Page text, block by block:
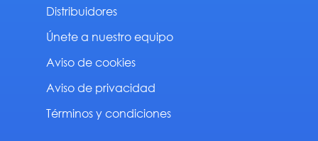
Distribuidores
Únete a nuestro equipo
Aviso de cookies
Aviso de privacidad
Términos y condiciones